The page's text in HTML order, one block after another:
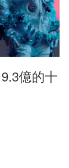
億的十